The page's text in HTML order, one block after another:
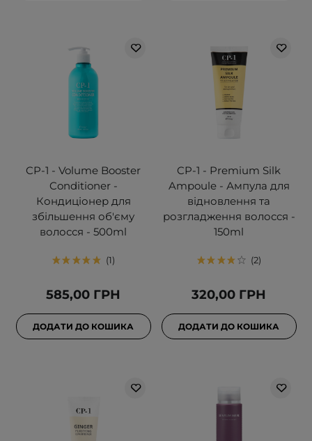
CP-1 - Volume Booster
Conditioner -
Кондиціонер для
збільшення об'єму
волосся - 500ml
1
585,00 ГРН
ДОДАТИ ДО КОШИКА
CP-1 - Premium Silk
Ampoule - Ампула для
відновлення та
розгладження волосся -
150ml
2
320,00 ГРН
ДОДАТИ ДО КОШИКА